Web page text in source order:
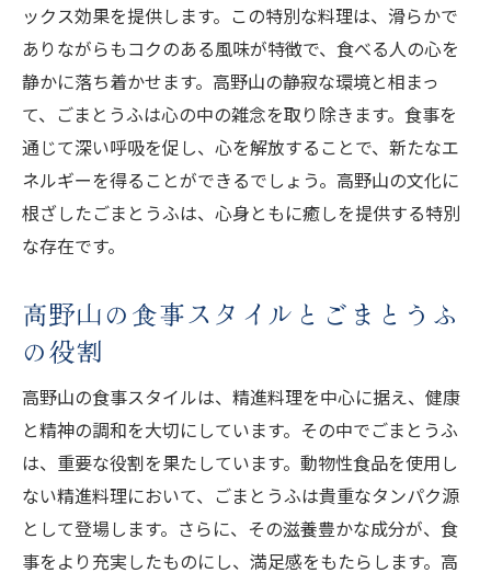
ックス効果を提供します。この特別な料理は、滑らかで
ありながらもコクのある風味が特徴で、食べる人の心を
静かに落ち着かせます。高野山の静寂な環境と相まっ
て、ごまとうふは心の中の雑念を取り除きます。食事を
通じて深い呼吸を促し、心を解放することで、新たなエ
ネルギーを得ることができるでしょう。高野山の文化に
根ざしたごまとうふは、心身ともに癒しを提供する特別
な存在です。
高野山の食事スタイルとごまとうふ
の役割
高野山の食事スタイルは、精進料理を中心に据え、健康
と精神の調和を大切にしています。その中でごまとうふ
は、重要な役割を果たしています。動物性食品を使用し
ない精進料理において、ごまとうふは貴重なタンパク源
として登場します。さらに、その滋養豊かな成分が、食
事をより充実したものにし、満足感をもたらします。高